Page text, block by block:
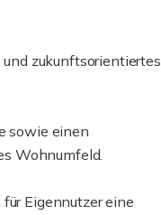
zukunftsorientiertes
sowie einen
Wohnumfeld.
Eigennutzer eine